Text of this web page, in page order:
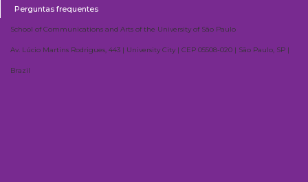
Perguntas frequentes
School of Communications and Arts of the University of São Paulo
Av. Lúcio Martins Rodrigues, 443 | University City | CEP 05508-020 | São Paulo, SP |
Brazil